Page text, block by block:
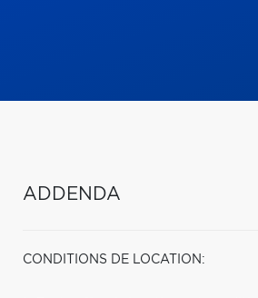
ADDENDA
CONDITIONS DE LOCATION: